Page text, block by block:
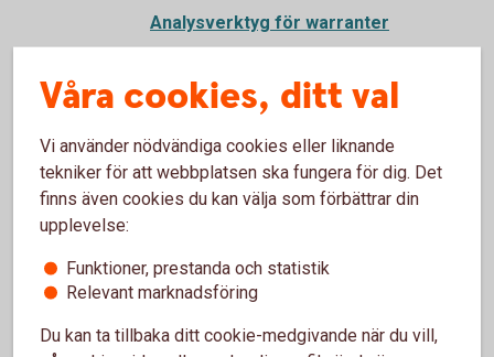
Analysverktyg för warranter
derivatinstrument
ETF - Börshandlade fonder
Obligationer och andra ränteplaceringar
Aktielån
Våra cookies, ditt val
Vi använder nödvändiga cookies eller liknande
tekniker för att webbplatsen ska fungera för dig. Det
finns även cookies du kan välja som förbättrar din
upplevelse:
Funktioner, prestanda och statistik
Relevant marknadsföring
Du kan ta tillbaka ditt cookie-medgivande när du vill,